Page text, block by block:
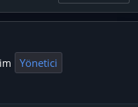
Yönetici